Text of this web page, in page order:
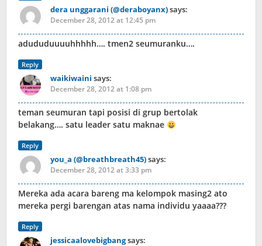
dera unggarani (@deraboyanx)says:
December 28, 2012 at 12:45 pm
adududuuuuhhhhh…. tmen2 seumuranku….
Reply
waikiwaini says:
December 28, 2012 at 1:08 pm
teman seumuran tapi posisi di grup bertolak
belakang…. satu leader satu maknae
Reply
you_a (@breathbreath45)says:
December 28, 2012 at 3:33 pm
Mereka ada acara bareng ma kelompok masing2 ato
mereka pergi barengan atas nama individu yaaaa???
Reply
jessicaalovebigbangsays: